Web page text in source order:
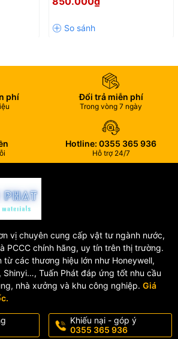
sen
1 chế độ phun
1225 x 430 mm (Cao x Rộng)
Chọn Sen Cây
60S?
không gian phòng tắm
sáng bóng như mới
mái với bát sen lớn
tín, chất lượng Nhật Bản
Cây INAX BFV-
Hãng Ở Đâu?
và mức giá tốt nhất.
Thời
Đẹp Cho Mọi Không Gian
phí Đổi trả miễn phí
Trong vòng 7 ngày
Hotline: 0355 365 936
Hỗ trợ 24/7
vị chuyên cung cấp vật tư ngành nước,
PCCC chính hãng, uy tín trên thị trường.
từ các thương hiệu lớn như Honeywell,
Shinyi…, Tuấn Phát đáp ứng tốt nhu cầu
nhà xưởng và khu công nghiệp. Giá
Khiếu nại - góp ý
0355 365 936